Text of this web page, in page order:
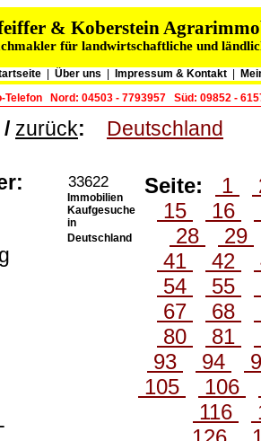
& Koberstein
für landwirtschaftliche und
Über uns Impressum & Kontakt
Telefon
Nord: 04503 - 7793957 Süd: 09852 -
zurück: Deutschland
33622
Immobilien
Kaufgesuche
in
Deutschland
Seite: 1
15
16
28
29
41
42
54
55
67
68
80
81
93
94
105
106
116